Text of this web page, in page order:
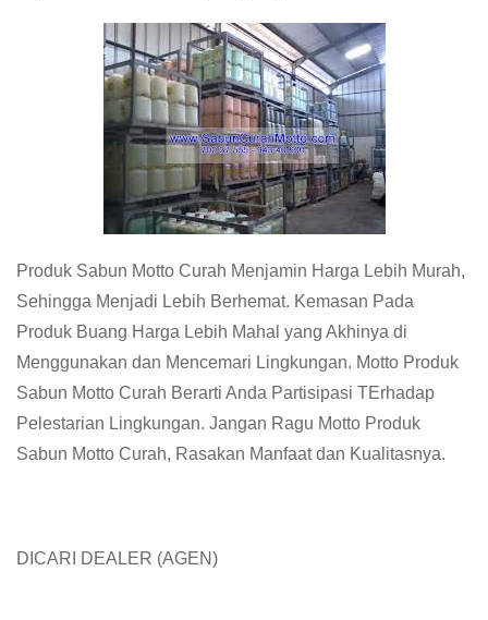
Produk Sabun Motto Curah Menjamin Harga Lebih Murah,
Sehingga Menjadi Lebih Berhemat. Kemasan Pada
Produk Buang Harga Lebih Mahal yang Akhinya di
Menggunakan dan Mencemari Lingkungan. Motto Produk
Sabun Motto Curah Berarti Anda Partisipasi TErhadap
Pelestarian Lingkungan. Jangan Ragu Motto Produk
Sabun Motto Curah, Rasakan Manfaat dan Kualitasnya.
DICARI DEALER (AGEN)